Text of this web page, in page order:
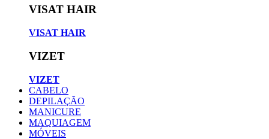
VISAT HAIR
VISAT HAIR
VIZET
VIZET
CABELO
DEPILAÇÃO
MANICURE
MAQUIAGEM
MÓVEIS